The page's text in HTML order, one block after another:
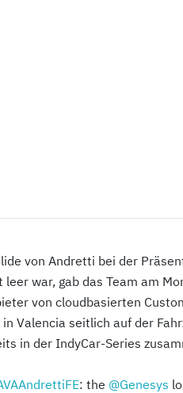
von Andretti bei der
war, gab das Team am
von cloudbasierten
Valencia seitlich auf der
in der IndyCar-Series
: the @Genesys